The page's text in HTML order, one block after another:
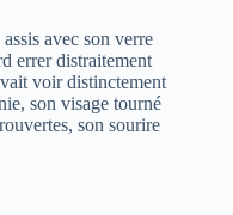
avec son verre
errer distraitement
voir distinctement
son visage tourné
son sourire